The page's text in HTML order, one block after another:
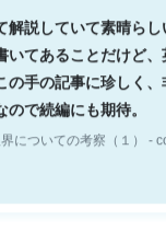
解説していて素晴ら
いてあることだけど、
の手の記事に珍しく、
ので続編にも期待。
についての考察（１） -